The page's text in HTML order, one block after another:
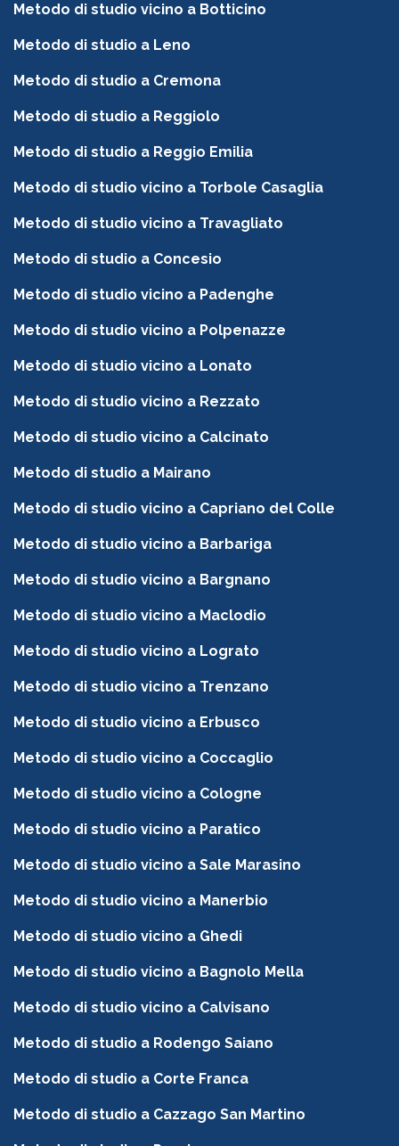
Metodo di studio vicino a Botticino
Metodo di studio a Leno
Metodo di studio a Cremona
Metodo di studio a Reggiolo
Metodo di studio a Reggio Emilia
Metodo di studio vicino a Torbole Casaglia
Metodo di studio vicino a Travagliato
Metodo di studio a Concesio
Metodo di studio vicino a Padenghe
Metodo di studio vicino a Polpenazze
Metodo di studio vicino a Lonato
Metodo di studio vicino a Rezzato
Metodo di studio vicino a Calcinato
Metodo di studio a Mairano
Metodo di studio vicino a Capriano del Colle
Metodo di studio vicino a Barbariga
Metodo di studio vicino a Bargnano
Metodo di studio vicino a Maclodio
Metodo di studio vicino a Lograto
Metodo di studio vicino a Trenzano
Metodo di studio vicino a Erbusco
Metodo di studio vicino a Coccaglio
Metodo di studio vicino a Cologne
Metodo di studio vicino a Paratico
Metodo di studio vicino a Sale Marasino
Metodo di studio vicino a Manerbio
Metodo di studio vicino a Ghedi
Metodo di studio vicino a Bagnolo Mella
Metodo di studio vicino a Calvisano
Metodo di studio a Rodengo Saiano
Metodo di studio a Corte Franca
Metodo di studio a Cazzago San Martino